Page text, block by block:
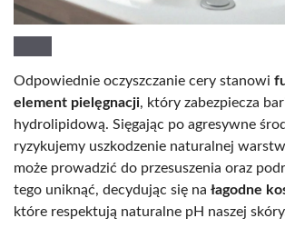
Odpowiednie oczyszczanie cery stanowi
element pielęgnacji, który zabezpiecza
hydrolipidową. Sięgając po agresywne
ryzykujemy uszkodzenie naturalnej
może prowadzić do przesuszenia oraz
tego uniknąć, decydując się na łagodne
które respektują naturalne pH naszej